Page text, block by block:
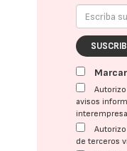
avisos
de terceros